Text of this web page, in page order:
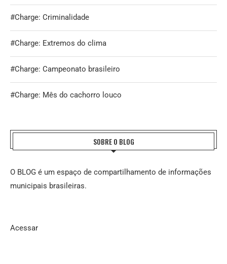
#Charge: Criminalidade
#Charge: Extremos do clima
#Charge: Campeonato brasileiro
#Charge: Mês do cachorro louco
SOBRE O BLOG
O BLOG é um espaço de compartilhamento de informações
municipais brasileiras.
Acessar